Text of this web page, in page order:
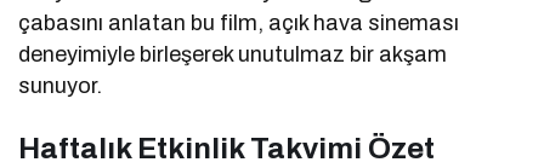
çabasını anlatan bu film, açık hava sineması
deneyimiyle birleşerek unutulmaz bir akşam
sunuyor.
Haftalık Etkinlik Takvimi Özet